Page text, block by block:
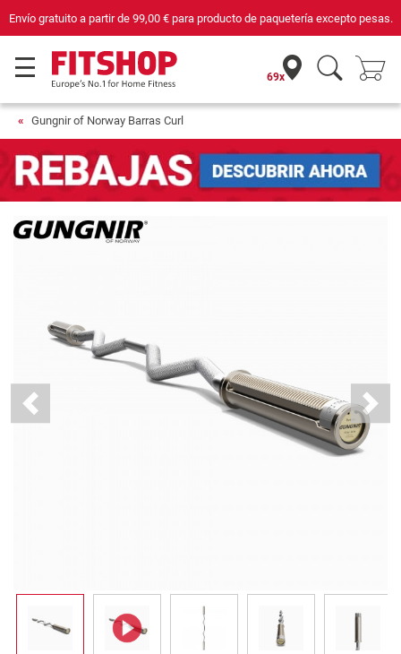
excepto pesas. Compra con seguridad en Fitshop, comercio con sello
69x
Gungnir of Norway Barras Curl
Previous Next